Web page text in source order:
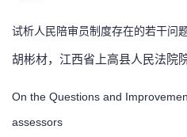
试析人民陪审员制度存在的若干问
胡彬材，江西省上高县人民法院
On the Questions and
assessors